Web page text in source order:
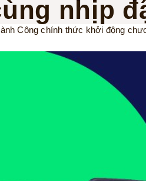
nhịp
Công chính thức khởi động